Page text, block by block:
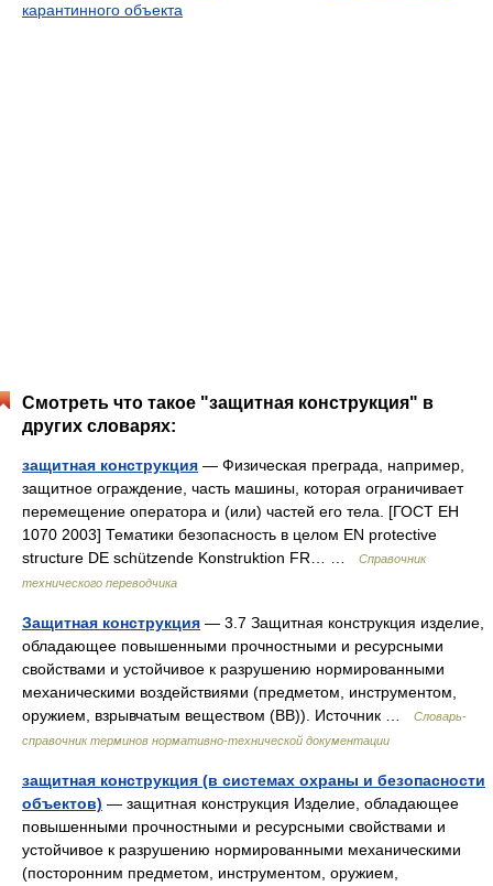
карантинного объекта
Смотреть что такое "защитная конструкция" в
других словарях:
защитная конструкция — Физическая преграда, например,
защитное ограждение, часть машины, которая ограничивает
перемещение оператора и (или) частей его тела. [ГОСТ ЕН
1070 2003] Тематики безопасность в целом EN protective
structure DE schützende Konstruktion FR… …
Справочник
технического переводчика
Защитная конструкция — 3.7 Защитная конструкция изделие,
обладающее повышенными прочностными и ресурсными
свойствами и устойчивое к разрушению нормированными
механическими воздействиями (предметом, инструментом,
оружием, взрывчатым веществом (ВВ)). Источник …
Словарь-
справочник терминов нормативно-технической документации
защитная конструкция (в системах охраны и безопасности
объектов) — защитная конструкция Изделие, обладающее
повышенными прочностными и ресурсными свойствами и
устойчивое к разрушению нормированными механическими
(посторонним предметом, инструментом, оружием,